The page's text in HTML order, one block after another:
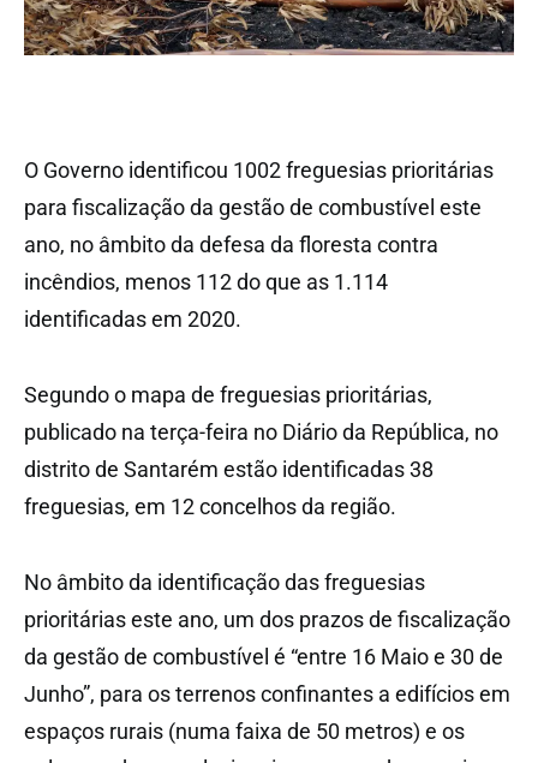
O Governo identificou 1002 freguesias prioritárias
para fiscalização da gestão de combustível este
ano, no âmbito da defesa da floresta contra
incêndios, menos 112 do que as 1.114
identificadas em 2020.
Segundo o mapa de freguesias prioritárias,
publicado na terça-feira no Diário da República, no
distrito de Santarém estão identificadas 38
freguesias, em 12 concelhos da região.
No âmbito da identificação das freguesias
prioritárias este ano, um dos prazos de fiscalização
da gestão de combustível é “entre 16 Maio e 30 de
Junho”, para os terrenos confinantes a edifícios em
espaços rurais (numa faixa de 50 metros) e os